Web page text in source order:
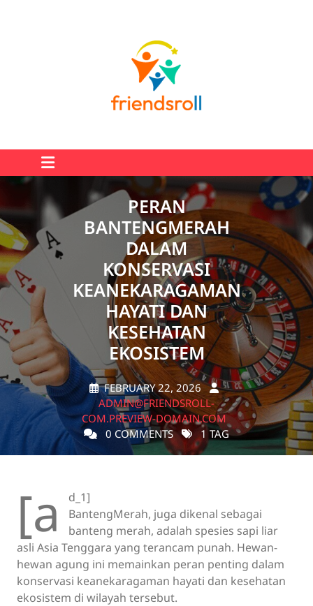
PERAN
BANTENGMERAH
DALAM
KONSERVASI
KEANEKARAGAMAN
HAYATI DAN
KESEHATAN
EKOSISTEM
FEBRUARY 22, 2026
ADMIN@FRIENDSROLL-
COM.PREVIEW-DOMAIN.COM
0 COMMENTS
1 TAG
[a
d_1]
BantengMerah, juga dikenal sebagai
banteng merah, adalah spesies sapi liar
asli Asia Tenggara yang terancam punah. Hewan-
hewan agung ini memainkan peran penting dalam
konservasi keanekaragaman hayati dan kesehatan
ekosistem di wilayah tersebut.